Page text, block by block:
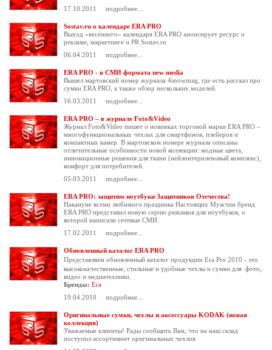
17.10.2011
подробнее...
Sostav.ru о календаре ERA PRO
Выход «весеннего» календаря ERA PRO анонсирует ресурс о
рекламе, маркетинге и PR Sostav.ru
06.04.2011
подробнее...
ERA PRO - в СМИ формата new media
Вышел мартовский номер журнала 4snowmag, где есть рассказ про
сумки ERA PRO, а также обзор нескольких моделей.
16.03.2011
подробнее...
ERA PRO – в журнале Foto&Video
Журнал Foto&Video пишет о новинках торговой марки ERA PRO –
многофункциональных чехлах для смартфонов, плейеров и
компактных камер. В мартовском номере журнала описаны
отличительные особенности новой коллекции: модные цвета,
инновационные решения для ткани (нейлонтериленовый комплекс),
комфорт для потребителей.
05.03.2011
подробнее...
ERA PRO: защитим ноутбуки Защитников Отечества!
Накануне всеми любимого праздника Настоящих Мужчин бренд
ERA PRO представил новую серию рюкзаков для ноутбуков, о
которой написали сетевые СМИ.
17.02.2011
подробнее...
Обновленный каталог ERA PRO
Представляем обновленный каталог продукции Era Pro 2010 - это
высококачественные, стильные и удобные чехлы и сумки для фото,
видео и медиатехники.
Бренды: Era
19.04.2010
подробнее...
Оригинальные сумки, чехлы и аксессуары KODAK (новая
коллекция)
Уважаемые клиенты! Рады сообщить Вам, что на наш склад
поступил ассортимент оригинальных чехлов